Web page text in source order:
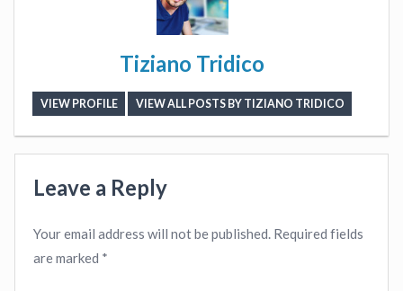
Tiziano Tridico
VIEW PROFILE VIEW ALL POSTS BY TIZIANO TRIDICO
Leave a Reply
Your email address will not be published. Required fields
are marked *